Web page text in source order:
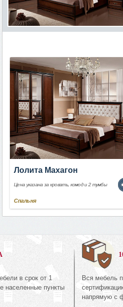
Лолита Махагон
Цена указана за кровать, комод и 2 тумбы
Спальня
в срок от 1
населенные пункты
Вся мебель
напрямую с
Тумба